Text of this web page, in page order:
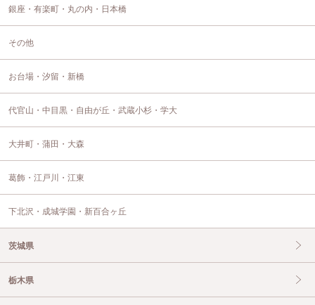
銀座・有楽町・丸の内・日本橋
その他
お台場・汐留・新橋
代官山・中目黒・自由が丘・武蔵小杉・学大
大井町・蒲田・大森
葛飾・江戸川・江東
下北沢・成城学園・新百合ヶ丘
茨城県
栃木県